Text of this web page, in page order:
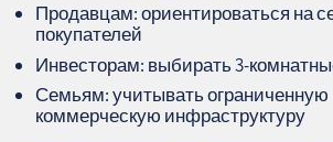
Продавцам: ориентироваться на
покупателей
Инвесторам: выбирать
Семьям: учитывать ограниченную
коммерческую инфраструктуру